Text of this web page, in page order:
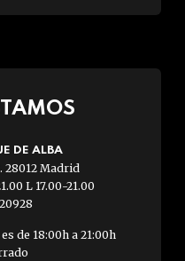
DE ALBA
28012 Madrid
L 17.00-21.00
de 18:00h a 21:00h